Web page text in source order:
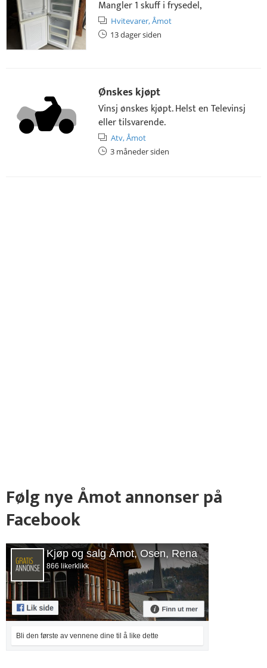
Mangler 1 skuff i frysedel,
Hvitevarer,Åmot
13 dager siden
Ønskes kjøpt
Vinsj ønskes kjøpt. Helst en Televinsj
eller tilsvarende.
Atv,Åmot
3 måneder siden
Følg nye Åmot annonser på
Facebook
Kjøp og salg Åmot, Osen, Rena
866 likerklikk
Bli den første av vennene dine til å like dette